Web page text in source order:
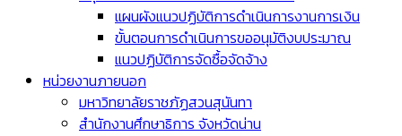
แผนผังแนวปฏิบัติการดำเนินการงานการเงิน
ขั้นตอนการดำเนินการขออนุมัติงบประมาณ
แนวปฏิบัติการจัดซื้อจัดจ้าง
หน่วยงานภายนอก
มหาวิทยาลัยราชภัฏสวนสุนันทา
สำนักงานศึกษาธิการ จังหวัดน่าน